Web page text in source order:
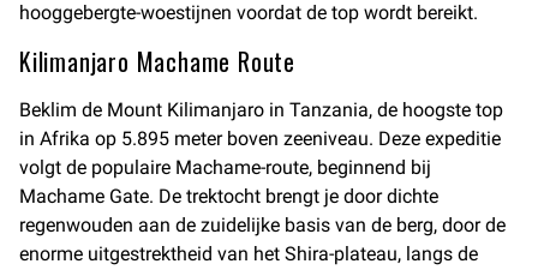
hooggebergte-woestijnen voordat de top wordt bereikt.
Kilimanjaro Machame Route
Beklim de Mount Kilimanjaro in Tanzania, de hoogste top
in Afrika op 5.895 meter boven zeeniveau. Deze expeditie
volgt de populaire Machame-route, beginnend bij
Machame Gate. De trektocht brengt je door dichte
regenwouden aan de zuidelijke basis van de berg, door de
enorme uitgestrektheid van het Shira-plateau, langs de